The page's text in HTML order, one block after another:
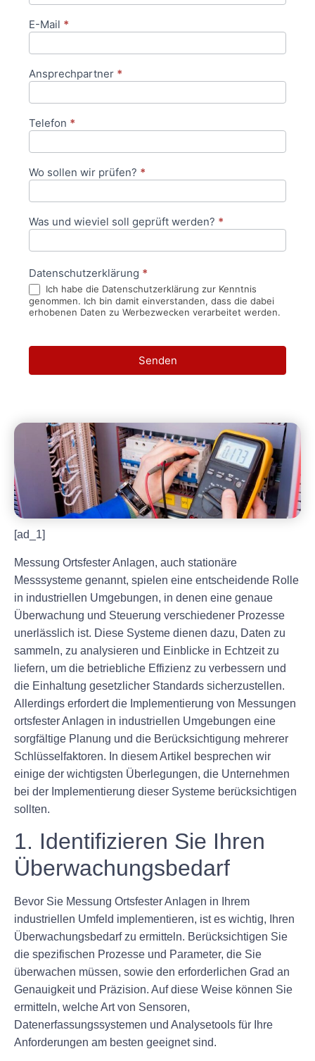
E-Mail *
Ansprechpartner *
Telefon *
Wo sollen wir prüfen? *
Was und wieviel soll geprüft werden? *
Datenschutzerklärung *
Ich habe die Datenschutzerklärung zur Kenntnis
genommen. Ich bin damit einverstanden, dass die dabei
erhobenen Daten zu Werbezwecken verarbeitet werden.
Senden
[ad_1]
Messung Ortsfester Anlagen, auch stationäre
Messsysteme genannt, spielen eine entscheidende Rolle
in industriellen Umgebungen, in denen eine genaue
Überwachung und Steuerung verschiedener Prozesse
unerlässlich ist. Diese Systeme dienen dazu, Daten zu
sammeln, zu analysieren und Einblicke in Echtzeit zu
liefern, um die betriebliche Effizienz zu verbessern und
die Einhaltung gesetzlicher Standards sicherzustellen.
Allerdings erfordert die Implementierung von Messungen
ortsfester Anlagen in industriellen Umgebungen eine
sorgfältige Planung und die Berücksichtigung mehrerer
Schlüsselfaktoren. In diesem Artikel besprechen wir
einige der wichtigsten Überlegungen, die Unternehmen
bei der Implementierung dieser Systeme berücksichtigen
sollten.
1. Identifizieren Sie Ihren
Überwachungsbedarf
Bevor Sie Messung Ortsfester Anlagen in Ihrem
industriellen Umfeld implementieren, ist es wichtig, Ihren
Überwachungsbedarf zu ermitteln. Berücksichtigen Sie
die spezifischen Prozesse und Parameter, die Sie
überwachen müssen, sowie den erforderlichen Grad an
Genauigkeit und Präzision. Auf diese Weise können Sie
ermitteln, welche Art von Sensoren,
Datenerfassungssystemen und Analysetools für Ihre
Anforderungen am besten geeignet sind.